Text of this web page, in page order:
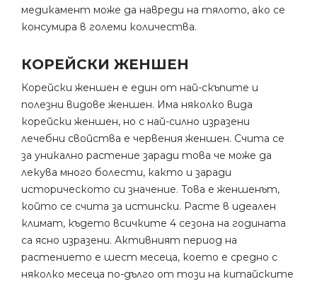
медикамент може да навреди на тялото, ако се
консумира в големи количества.
КОРЕЙСКИ ЖЕНШЕН
Корейски женшен е един от най-скъпите и
полезни видове женшен. Има няколко вида
корейски женшен, но с най-силно изразени
лечебни свойства е червения женшен. Счита се
за уникално растение заради това че може да
лекува много болести, както и заради
историческото си значение. Това е женшенът,
който се счита за истински. Расте в идеален
климат, където всичките 4 сезона на годината
са ясно изразени. Активният период на
растението е шест месеца, което е средно с
няколко месеца по-дълго от този на китайските